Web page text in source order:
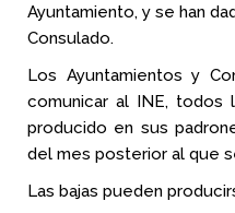
Ayuntamiento, y se han
Consulado.
Los Ayuntamientos y
comunicar al INE, todos
producido en sus
del mes posterior al que
Las bajas pueden